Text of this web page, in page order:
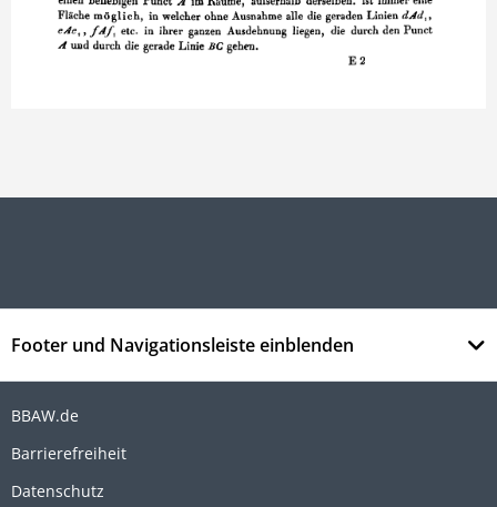
Footer und Navigationsleiste einblenden
BBAW.de
Barrierefreiheit
Datenschutz